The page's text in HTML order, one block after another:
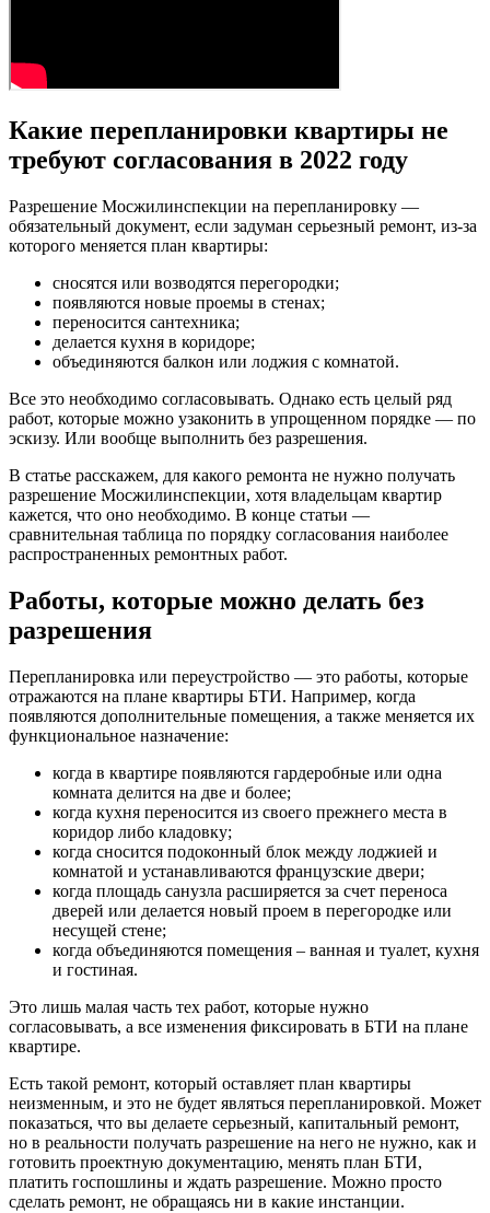
Какие перепланировки квартиры не
требуют согласования в 2022 году
Разрешение Мосжилинспекции на перепланировку —
обязательный документ, если задуман серьезный ремонт, из-за
которого меняется план квартиры:
сносятся или возводятся перегородки;
появляются новые проемы в стенах;
переносится сантехника;
делается кухня в коридоре;
объединяются балкон или лоджия с комнатой.
Все это необходимо согласовывать. Однако есть целый ряд
работ, которые можно узаконить в упрощенном порядке — по
эскизу. Или вообще выполнить без разрешения.
В статье расскажем, для какого ремонта не нужно получать
разрешение Мосжилинспекции, хотя владельцам квартир
кажется, что оно необходимо. В конце статьи —
сравнительная таблица по порядку согласования наиболее
распространенных ремонтных работ.
Работы, которые можно делать без
разрешения
Перепланировка или переустройство — это работы, которые
отражаются на плане квартиры БТИ. Например, когда
появляются дополнительные помещения, а также меняется их
функциональное назначение:
когда в квартире появляются гардеробные или одна
комната делится на две и более;
когда кухня переносится из своего прежнего места в
коридор либо кладовку;
когда сносится подоконный блок между лоджией и
комнатой и устанавливаются французские двери;
когда площадь санузла расширяется за счет переноса
дверей или делается новый проем в перегородке или
несущей стене;
когда объединяются помещения – ванная и туалет, кухня
и гостиная.
Это лишь малая часть тех работ, которые нужно
согласовывать, а все изменения фиксировать в БТИ на плане
квартире.
Есть такой ремонт, который оставляет план квартиры
неизменным, и это не будет являться перепланировкой. Может
показаться, что вы делаете серьезный, капитальный ремонт,
но в реальности получать разрешение на него не нужно, как и
готовить проектную документацию, менять план БТИ,
платить госпошлины и ждать разрешение. Можно просто
сделать ремонт, не обращаясь ни в какие инстанции.